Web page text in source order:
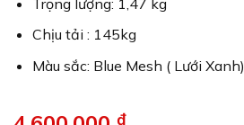
Chịu tải : 145kg
Màu sắc: Blue Mesh ( Lưới Xanh)
₫